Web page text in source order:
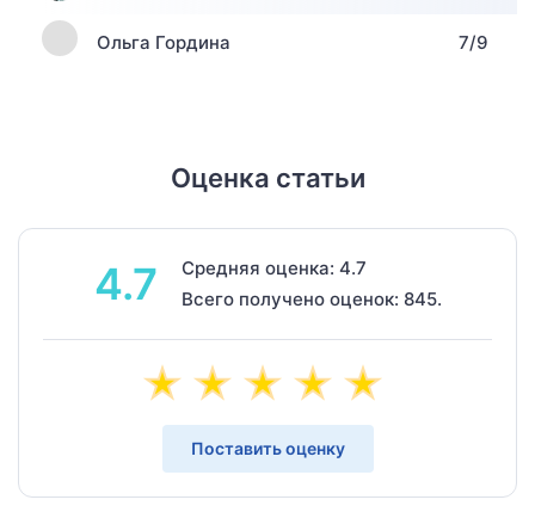
Ольга Гордина 7/9
Оценка статьи
4.7
Средняя оценка: 4.7
Всего получено оценок: 845.
Поставить оценку